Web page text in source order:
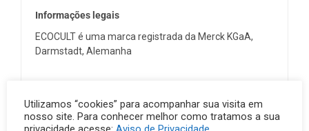
Informações legais
ECOCULT é uma marca registrada da Merck KGaA,
Darmstadt, Alemanha
Outros Produtos
Utilizamos “cookies” para acompanhar sua visita em
nosso site. Para conhecer melhor como tratamos a sua